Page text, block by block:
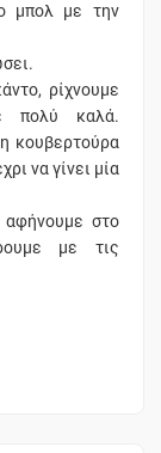
μπολ με την
ρίχνουμε
πολύ καλά.
κουβερτούρα
να γίνει μία
στο
με τις